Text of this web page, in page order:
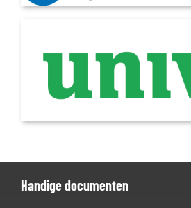
Handige documenten